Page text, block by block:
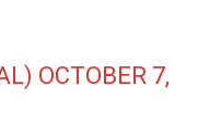
OCTOBER 7,